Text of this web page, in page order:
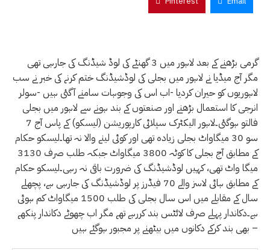
گرمی بڑھنے کے بعد لاہور میں 3 گھنٹے کی لوڈ شیڈنگ کی جارہی تھی
مگر آج میڈیا نے لاہور میں بجلی کی لوڈشیڈنگ ختم کرنے کی خبر نے سب
لاہوریوں کو حیران کردیا -اب اس کی وجوہات سامنے آگئی ہیں -سولر
انرجی کا استعمال بڑھنے اور صنعتوں کے بند ہونے سے لاہور میں بجلی
فالتو ہوگئی۔لاہور الیکٹرک سپلائی کارپوریشن (لیسکو) کے پاس آج 7
سو 30 میگاواٹ بجلی زیادہ تھی اور کوئی لینے والا نہ تھا۔لیسکو حکام
کے مطابق آج بجلی کا کوٹہ 3800 میگاواٹ جبکہ طلب صرف 3130
میگا واٹ تھی، کہیں لوڈشیڈنگ کی ضرورت باقی نہ رہی۔لیسکو حکام
کے مطابق ہائی لاسز والے 70 فیڈرز پر لوڈشیڈنگ کی جارہی ہے، پچھلے
سال کے مقابلے میں اس سال بجلی کی طلب 1500 میگاواٹ کم ہوئی
ہے۔دکاندار پہلے صرف لائٹس بند کررہے تھے مگر اب چھوٹے دکاندار پنکھے
بھی بند کرکے دکانوں میں بیٹھنے پر مجبور ہوگئے ہیں –